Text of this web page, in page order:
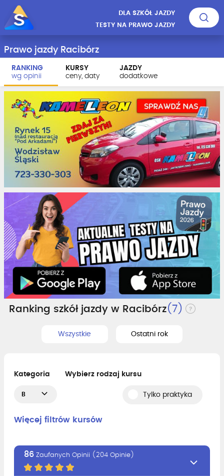
DLA SZKÓŁ JAZDY
TESTY NA PRAWO JAZDY
Prawo jazdy Racibórz
RANKING
wg opinii
KURSY
ceny, daty
JAZDY
dodatkowe
Ranking szkół jazdy w Racibórz(7)
Wszystkie Ostatni rok
Kategoria
B
Wybierz rodzaj kursu
Tylko praktyka
Więcej filtrów kursów
86 Zaufanych Opinii (204 Opinie)